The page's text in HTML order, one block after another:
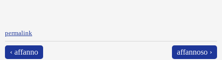
permalink
‹ affanno affannoso ›